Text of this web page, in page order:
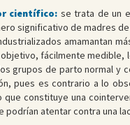
científico: se trata de un
significativo de madres
amamantan
fácilmente medible,
grupos de parto normal y
pues es contrario a lo
que constituye una
podrían atentar contra una